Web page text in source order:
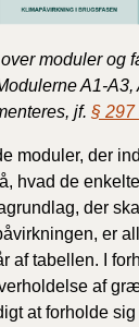
moduler og
A1-A3,
jf. § 297
moduler, der
hvad de
der
er
af tabellen. I
af
at forholde